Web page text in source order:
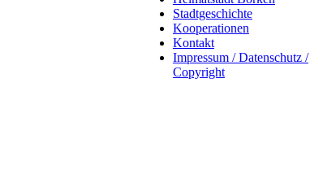
Stadtgeschichte
Kooperationen
Kontakt
Impressum / Datenschutz /
Copyright